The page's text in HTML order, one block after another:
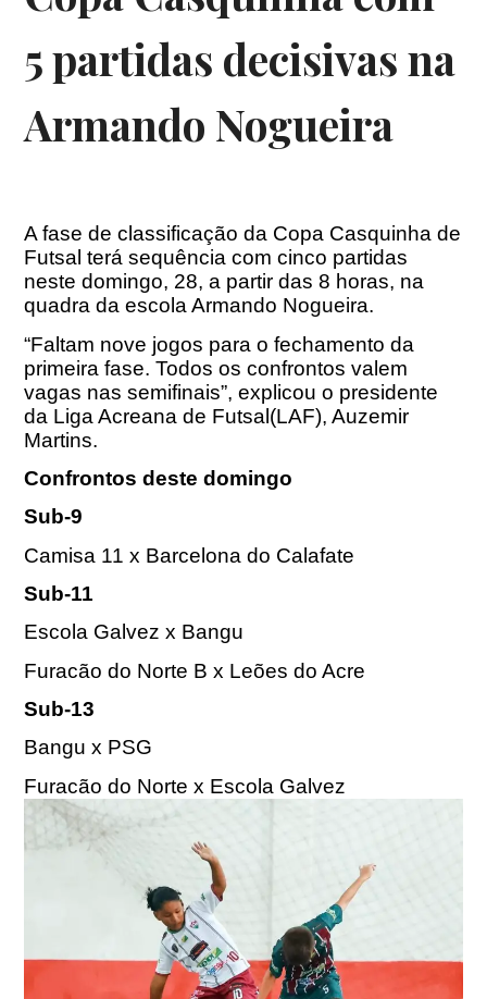
5 partidas decisivas na
Armando Nogueira
A fase de classificação da Copa Casquinha de
Futsal terá sequência com cinco partidas
neste domingo, 28, a partir das 8 horas, na
quadra da escola Armando Nogueira.
“Faltam nove jogos para o fechamento da
primeira fase. Todos os confrontos valem
vagas nas semifinais”, explicou o presidente
da Liga Acreana de Futsal(LAF), Auzemir
Martins.
Confrontos deste domingo
Sub-9
Camisa 11 x Barcelona do Calafate
Sub-11
Escola Galvez x Bangu
Furacão do Norte B x Leões do Acre
Sub-13
Bangu x PSG
Furacão do Norte x Escola Galvez